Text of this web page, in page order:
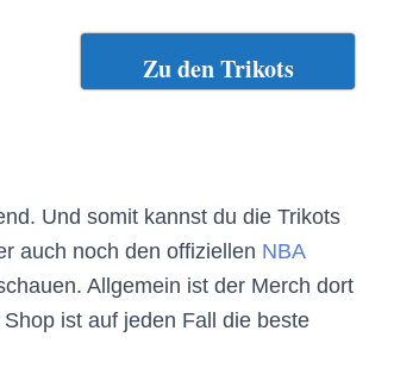
Zu den Trikots
Und somit kannst du die Trikots
auch noch den offiziellen NBA
Allgemein ist der Merch dort
ist auf jeden Fall die beste